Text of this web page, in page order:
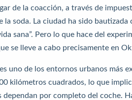
de la coacción, a través de
la soda. La ciudad ha sido bautizada
sana”. Pero lo que hace del
se lleve a cabo precisamente en
uno de los entornos urbanos más
kilómetros cuadrados, lo que
dependan por completo del coche.